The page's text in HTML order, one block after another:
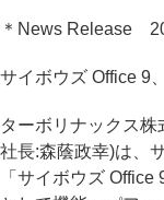
＊News Release
サイボウズ Office 9
ターボリナックス
社長:森蔭政幸)は、
「サイボウズ